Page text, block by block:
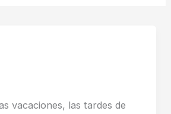
vacaciones, las tardes de